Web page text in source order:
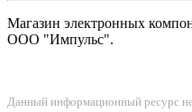
Магазин электронных
ООО "Импульс".
Данный информационный ресурс